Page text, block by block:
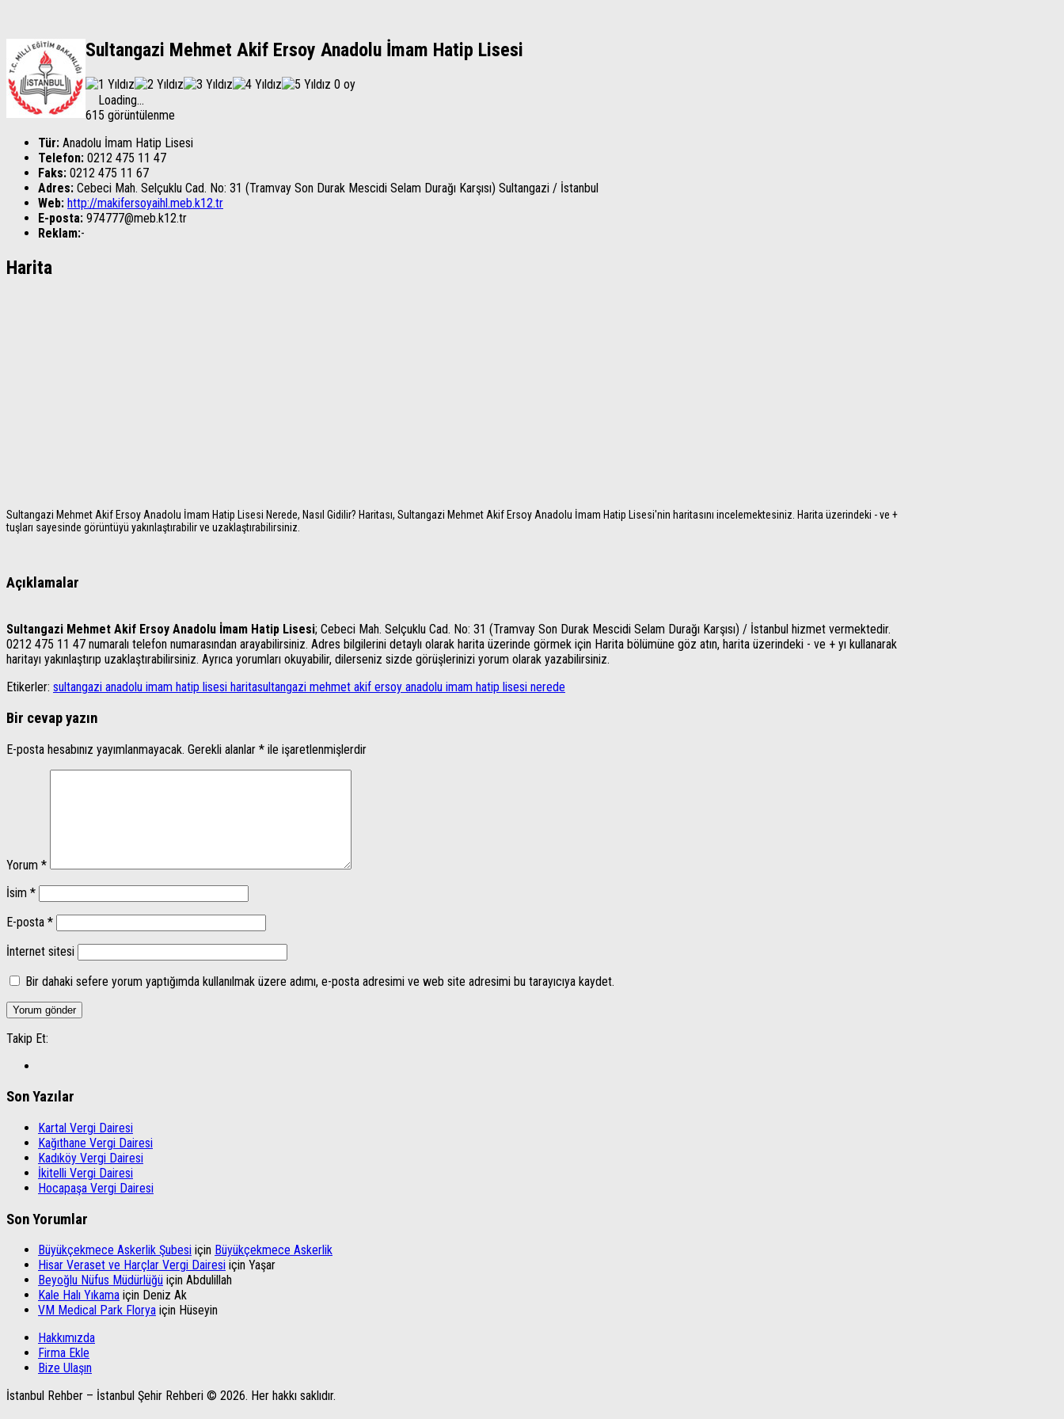
Sultangazi Mehmet Akif Ersoy Anadolu İmam Hatip Lisesi
0 oy
Loading...
615 görüntülenme
Tür: Anadolu İmam Hatip Lisesi
Telefon: 0212 475 11 47
Faks: 0212 475 11 67
Adres: Cebeci Mah. Selçuklu Cad. No: 31 (Tramvay Son Durak Mescidi Selam Durağı Karşısı) Sultangazi / İstanbul
Web: http://makifersoyaihl.meb.k12.tr
E-posta: 974777@meb.k12.tr
Reklam:-
Harita
Sultangazi Mehmet Akif Ersoy Anadolu İmam Hatip Lisesi Nerede, Nasıl Gidilir? Haritası, Sultangazi Mehmet Akif Ersoy Anadolu İmam Hatip Lisesi'nin haritasını incelemektesiniz. Harita üzerindeki - ve +
tuşları sayesinde görüntüyü yakınlaştırabilir ve uzaklaştırabilirsiniz.
Açıklamalar
Sultangazi Mehmet Akif Ersoy Anadolu İmam Hatip Lisesi; Cebeci Mah. Selçuklu Cad. No: 31 (Tramvay Son Durak Mescidi Selam Durağı Karşısı) / İstanbul hizmet vermektedir.
0212 475 11 47 numaralı telefon numarasından arayabilirsiniz. Adres bilgilerini detaylı olarak harita üzerinde görmek için Harita bölümüne göz atın, harita üzerindeki - ve + yı kullanarak
haritayı yakınlaştırıp uzaklaştırabilirsiniz. Ayrıca yorumları okuyabilir, dilerseniz sizde görüşlerinizi yorum olarak yazabilirsiniz.
Etikerler: sultangazi anadolu imam hatip lisesi haritasultangazi mehmet akif ersoy anadolu imam hatip lisesi nerede
Bir cevap yazın
E-posta hesabınız yayımlanmayacak. Gerekli alanlar * ile işaretlenmişlerdir
Yorum *
İsim *
E-posta *
İnternet sitesi
Bir dahaki sefere yorum yaptığımda kullanılmak üzere adımı, e-posta adresimi ve web site adresimi bu tarayıcıya kaydet.
Takip Et:
Son Yazılar
Kartal Vergi Dairesi
Kağıthane Vergi Dairesi
Kadıköy Vergi Dairesi
İkitelli Vergi Dairesi
Hocapaşa Vergi Dairesi
Son Yorumlar
Büyükçekmece Askerlik Şubesi için Büyükçekmece Askerlik
Hisar Veraset ve Harçlar Vergi Dairesi için Yaşar
Beyoğlu Nüfus Müdürlüğü için Abdulillah
Kale Halı Yıkama için Deniz Ak
VM Medical Park Florya için Hüseyin
Hakkımızda
Firma Ekle
Bize Ulaşın
İstanbul Rehber – İstanbul Şehir Rehberi © 2026. Her hakkı saklıdır.